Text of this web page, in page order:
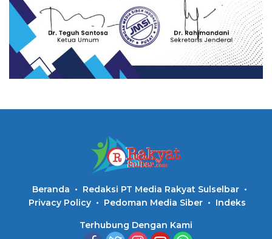
Beranda
Redaksi PT Media Rakyat Sulselbar
Privacy Policy
Pedoman Media Siber Indeks
Terhubung Dengan Kami